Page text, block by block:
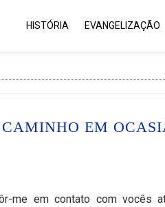
HISTÓRIA EVANGELIZAÇÃO
EM
me em contato com vocês